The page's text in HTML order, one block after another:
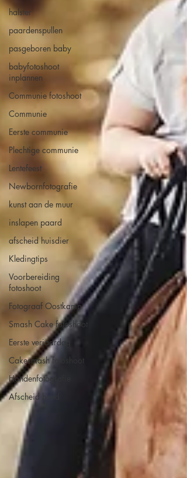
halster
paardenspullen
pasgeboren baby
babyfotoshoot
inplannen
Communie fotoshoot
Communie
Eerste communie
Plechtige communie
Lentefeest
Newbornfotografie
kunst aan de muur
inslapen paard
afscheid huisdier
Kledingtips
Voorbereiding
fotoshoot
Fotograaf Oostkamp
Smash Cake fotoshoot
Eerste verjaardag
Cakesmash fotoshoot
Hondenfotografie
Afscheid hond